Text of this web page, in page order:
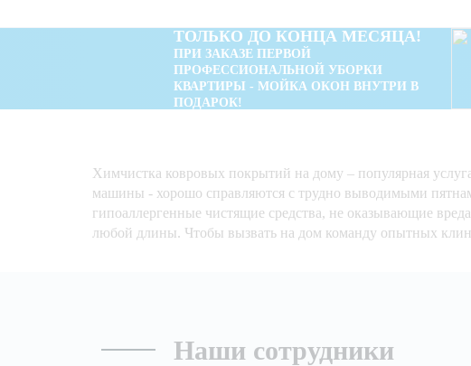
ТОЛЬКО ДО КОНЦА МЕСЯЦА!
ПРИ ЗАКАЗЕ ПЕРВОЙ
ПРОФЕССИОНАЛЬНОЙ УБОРКИ
КВАРТИРЫ - МОЙКА ОКОН ВНУТРИ В
ПОДАРОК!
Химчистка ковровых покрытий на дому – популярная
машины - хорошо справляются с трудно выводимыми
гипоаллергенные чистящие средства, не оказывающие
любой длины. Чтобы вызвать на дом команду опытных
Наши сотрудники